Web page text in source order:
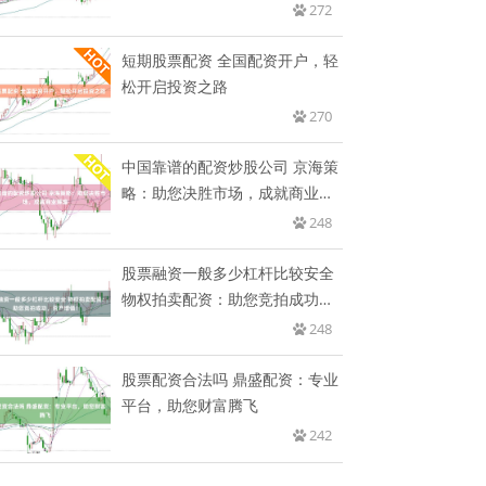
272
短期股票配资 全国配资开户，轻
松开启投资之路
270
中国靠谱的配资炒股公司 京海策
略：助您决胜市场，成就商业辉
248
股票融资一般多少杠杆比较安全
物权拍卖配资：助您竞拍成功，
248
股票配资合法吗 鼎盛配资：专业
平台，助您财富腾飞
242